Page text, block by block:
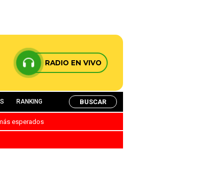
RADIO EN VIVO
RANKING BUSCAR
esperados